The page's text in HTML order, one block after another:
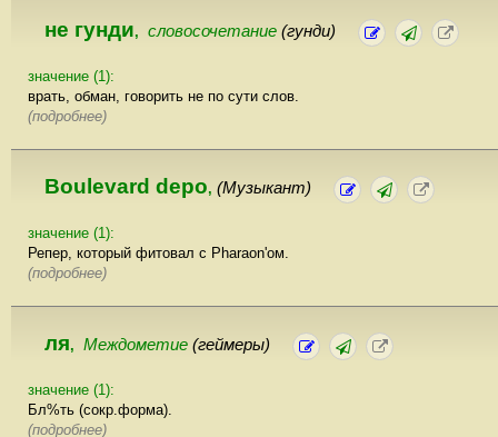
не гунди, словосочетание (гунди)
значение (1):
врать, обман, говорить не по сути слов.
(подробнее)
Boulevard depo, (Музыкант)
значение (1):
Репер, который фитовал с Pharaon'ом.
(подробнее)
ля, Междометие (геймеры)
значение (1):
Бл%ть (сокр.форма).
(подробнее)